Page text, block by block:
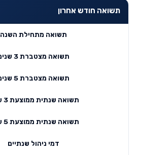
תשואה חודש אחרון
תשואה מתחילת השנה
תשואה מצטברת 3 שנים
תשואה מצטברת 5 שנים
תשואה שנתית ממוצעת 3 שנים
תשואה שנתית ממוצעת 5 שנים
דמי ניהול שנתיים